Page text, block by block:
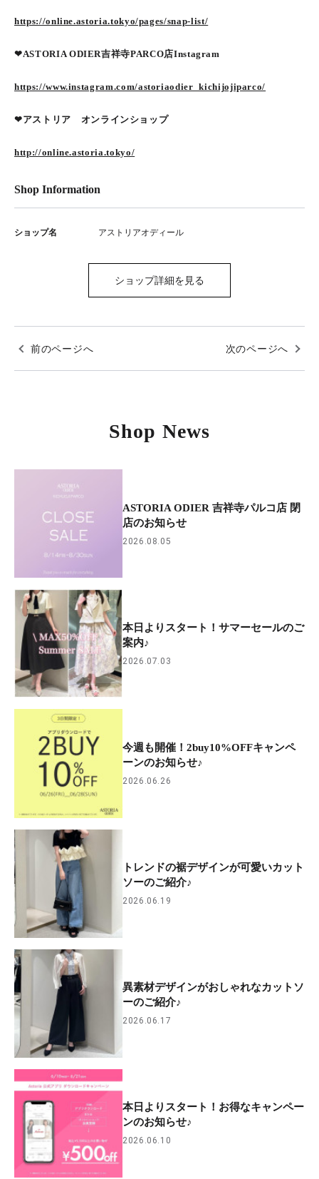
https://online.astoria.tokyo/pages/snap-list/
❤︎ASTORIA ODIER吉祥寺PARCO店Instagram
https://www.instagram.com/astoriaodier_kichijojiparco/
❤︎アストリア オンラインショップ
http://online.astoria.tokyo/
Shop Information
ショップ名 アストリアオディール
ショップ詳細を見る
前のページへ 次のページへ
Shop News
ASTORIA ODIER 吉祥寺パルコ店 閉
店のお知らせ
2026.08.05
本日よりスタート！サマーセールのご
案内♪
2026.07.03
今週も開催！2buy10%OFFキャンペ
ーンのお知らせ♪
2026.06.26
トレンドの裾デザインが可愛いカット
ソーのご紹介♪
2026.06.19
異素材デザインがおしゃれなカットソ
ーのご紹介♪
2026.06.17
本日よりスタート！お得なキャンペー
ンのお知らせ♪
2026.06.10